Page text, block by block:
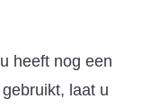
heeft nog een
laat u